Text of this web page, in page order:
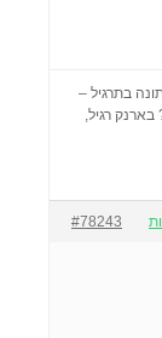
בתרגיל –
בארנק רגיל,
#78243